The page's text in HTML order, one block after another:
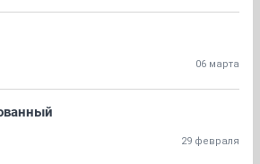
06 марта
29 февраля